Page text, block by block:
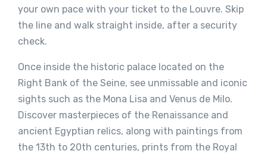
your own pace with your ticket to the Louvre. Skip
the line and walk straight inside, after a security
check.
Once inside the historic palace located on the
Right Bank of the Seine, see unmissable and iconic
sights such as the Mona Lisa and Venus de Milo.
Discover masterpieces of the Renaissance and
ancient Egyptian relics, along with paintings from
the 13th to 20th centuries, prints from the Royal